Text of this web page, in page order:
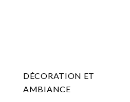
DÉCORATION ET
AMBIANCE